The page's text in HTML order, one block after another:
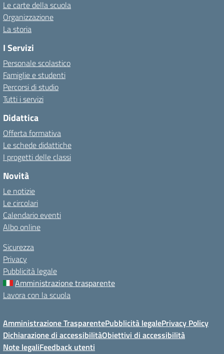
Le carte della scuola
Organizzazione
La storia
I Servizi
Personale scolastico
Famiglie e studenti
Percorsi di studio
Tutti i servizi
Didattica
Offerta formativa
Le schede didattiche
I progetti delle classi
Novità
Le notizie
Le circolari
Calendario eventi
Albo online
Sicurezza
Privacy
Pubblicità legale
Amministrazione trasparente
Lavora con la scuola
Amministrazione TrasparentePubblicità legalePrivacy Policy
Dichiarazione di accessibilitàObiettivi di accessibilità
Note legaliFeedback utenti